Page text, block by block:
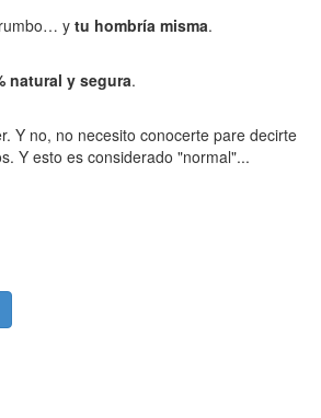
ytu hombría misma.
natural y segura.
Y no, no necesito conocerte pare decirte
Y esto es considerado "normal"...